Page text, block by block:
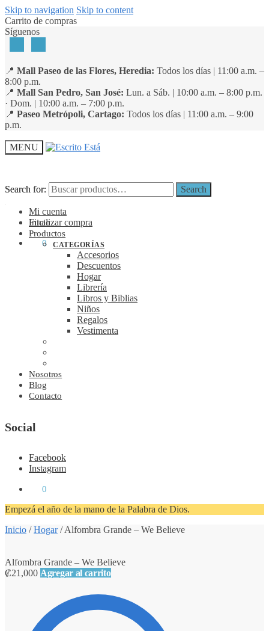
Skip to navigation Skip to content
Carrito de compras
Síguenos
📍 Mall Paseo de las Flores, Heredia: Todos los días | 11:00 a.m. –
8:00 p.m.
📍 Mall San Pedro, San José: Lun. a Sáb. | 10:00 a.m. – 8:00 p.m.
· Dom. | 10:00 a.m. – 7:00 p.m.
📍 Paseo Metrópoli, Cartago: Todos los días | 11:00 a.m. – 9:00
p.m.
MENU
Search for: Search
Mi cuenta
Finalizar compra
0
Search for: Search
Inicio
Productos
CATEGORÍAS
Accesorios
Descuentos
Hogar
Librería
Libros y Biblias
Niños
Regalos
Vestimenta
Nosotros
Blog
Contacto
Social
Facebook
Instagram
0
Empezá el año de la mano de la Palabra de Dios.
Inicio /Hogar/Alfombra Grande – We Believe
Alfombra Grande – We Believe
₡21,000 Agregar al carrito